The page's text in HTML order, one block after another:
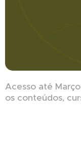
Acesso até
os conteúdos,